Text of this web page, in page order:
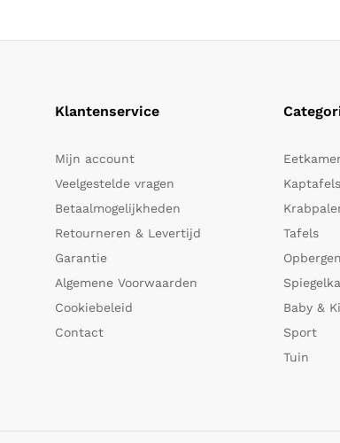
Klantenservice
Mijn account
Veelgestelde vragen
Betaalmogelijkheden
Retourneren & Levertijd
Garantie
Algemene Voorwaarden
Cookiebeleid
Contact
Kaptafels
Tafels
Opbergen
Baby &
Sport
Tuin